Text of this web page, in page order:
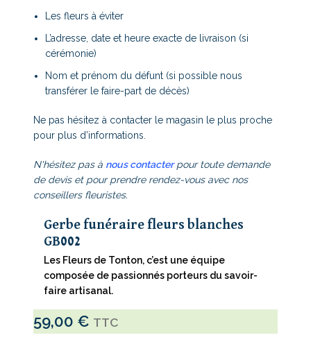
Les fleurs à éviter
L’adresse, date et heure exacte de livraison (si
cérémonie)
Nom et prénom du défunt (si possible nous
transférer le faire-part de décès)
Ne pas hésitez à contacter le magasin le plus proche
pour plus d’informations.
N'hésitez pas à nous contacterpour toute demande
de devis et pour prendre rendez-vous avec nos
conseillers fleuristes.
Gerbe funéraire fleurs blanches
GB002
Les Fleurs de Tonton, c’est une équipe
composée de passionnés porteurs du savoir-
faire artisanal.
59,00 € TTC